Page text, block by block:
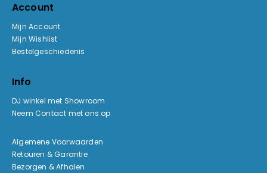
Account
Mijn Account
Mijn Wishlist
Bestelgeschiedenis
Info
DJ winkel met Showroom
Neem Contact met ons op
Algemene Voorwaarden
Retouren & Garantie
Bezorgen & Afhalen